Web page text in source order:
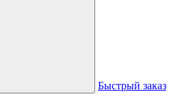
Быстрый заказ